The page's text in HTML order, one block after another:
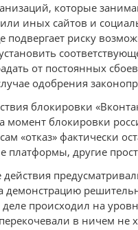
которые
иных сайтов и
риску
от постоянных
одобрения
блокировки
момент блокировки
«отказ» фактически
платформы, другие
действия
деле происходил на
в ничем не